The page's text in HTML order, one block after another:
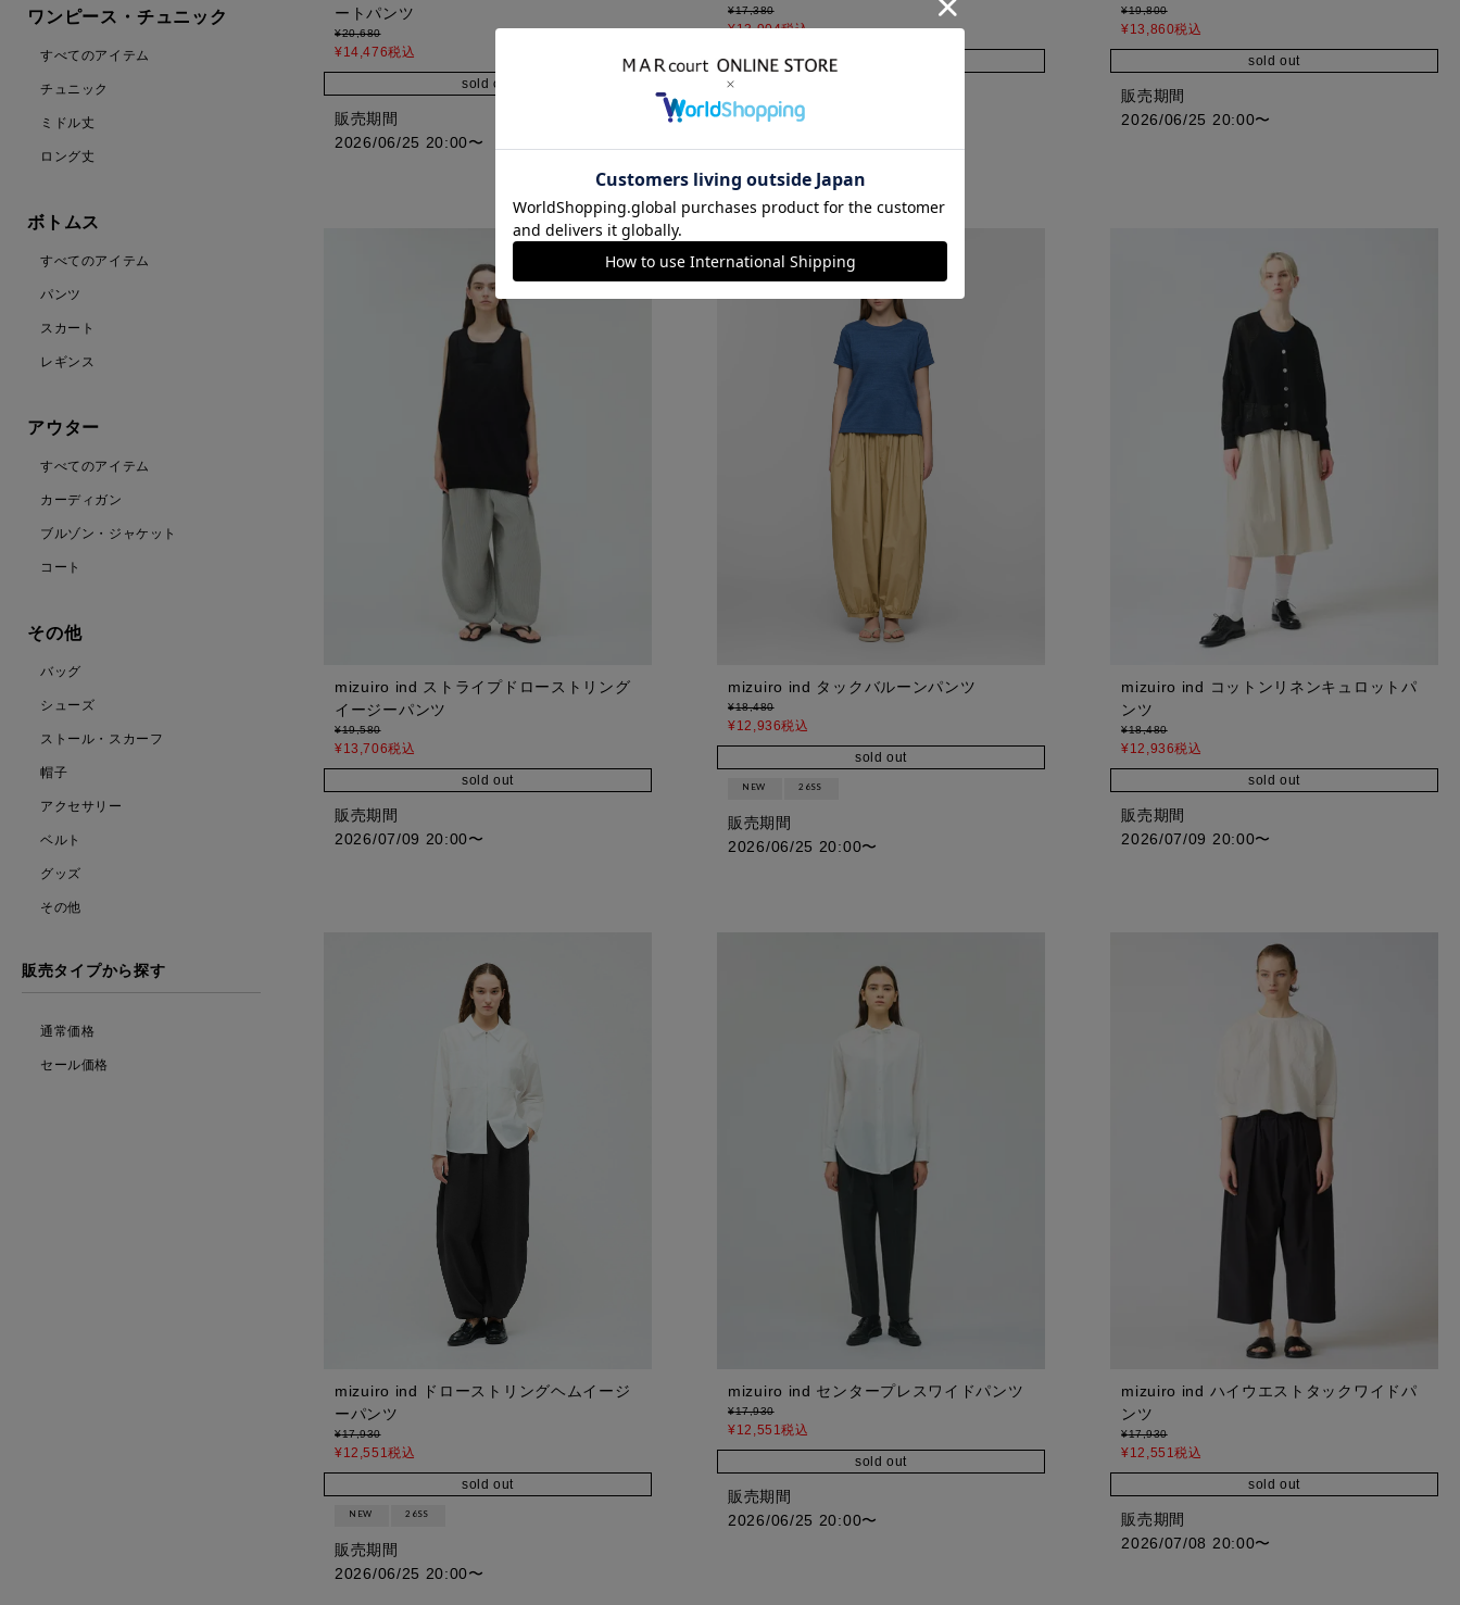
ワンピース・チュニック
すべてのアイテム
チュニック
ミドル丈
ロング丈
ボトムス
すべてのアイテム
パンツ
スカート
レギンス
アウター
すべてのアイテム
カーディガン
ブルゾン・ジャケット
コート
その他
バッグ
シューズ
ストール・スカーフ
帽子
アクセサリー
ベルト
グッズ
その他
販売タイプから探す
通常価格
セール価格
ートパンツ
¥20,680
¥14,476税込
sold out
販売期間
2026/06/25 20:00〜
¥17,380
¥13,904税込
2026/06/25 20:00
¥19,800
¥13,860税込
sold out
販売期間
2026/06/25 20:00〜
mizuiro ind ストライプドローストリング
イージーパンツ
¥19,580
¥13,706税込
sold out
販売期間
2026/07/09 20:00〜
mizuiro ind タックバルーンパンツ
¥18,480
¥12,936税込
sold out
NEW 26SS
販売期間
2026/06/25 20:00〜
mizuiro ind コットンリネンキュロットパ
ンツ
¥18,480
¥12,936税込
sold out
販売期間
2026/07/09 20:00〜
mizuiro ind ドローストリングヘムイージ
ーパンツ
¥17,930
¥12,551税込
sold out
NEW 26SS
販売期間
2026/06/25 20:00〜
mizuiro ind センタープレスワイドパンツ
¥17,930
¥12,551税込
sold out
販売期間
2026/06/25 20:00〜
mizuiro ind ハイウエストタックワイドパ
ンツ
¥17,930
¥12,551税込
sold out
販売期間
2026/07/08 20:00〜